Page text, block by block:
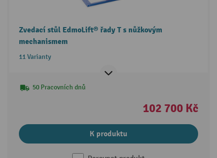
Zvedací stůl EdmoLift® řady T s nůžkovým
mechanismem
11 Varianty
50 Pracovních dnů
102 700 Kč
K produktu